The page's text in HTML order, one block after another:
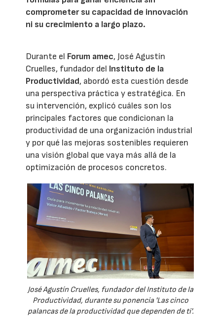
comprometer su capacidad de innovación
ni su crecimiento a largo plazo.
Durante el Forum amec, José Agustín
Cruelles, fundador del Instituto de la
Productividad, abordó esta cuestión desde
una perspectiva práctica y estratégica. En
su intervención, explicó cuáles son los
principales factores que condicionan la
productividad de una organización industrial
y por qué las mejoras sostenibles requieren
una visión global que vaya más allá de la
optimización de procesos concretos.
José Agustín Cruelles, fundador del Instituto de la
Productividad, durante su ponencia 'Las cinco
palancas de la productividad que dependen de ti'.